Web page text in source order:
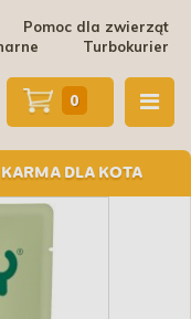
Pomoc dla zwierząt
Turbokurier
DLA KOTA
0